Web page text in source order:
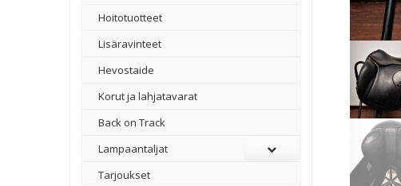
Hoitotuotteet
Lisäravinteet
Hevostaide
Korut ja lahjatavarat
Back on Track
Lampaantaljat
Tarjoukset